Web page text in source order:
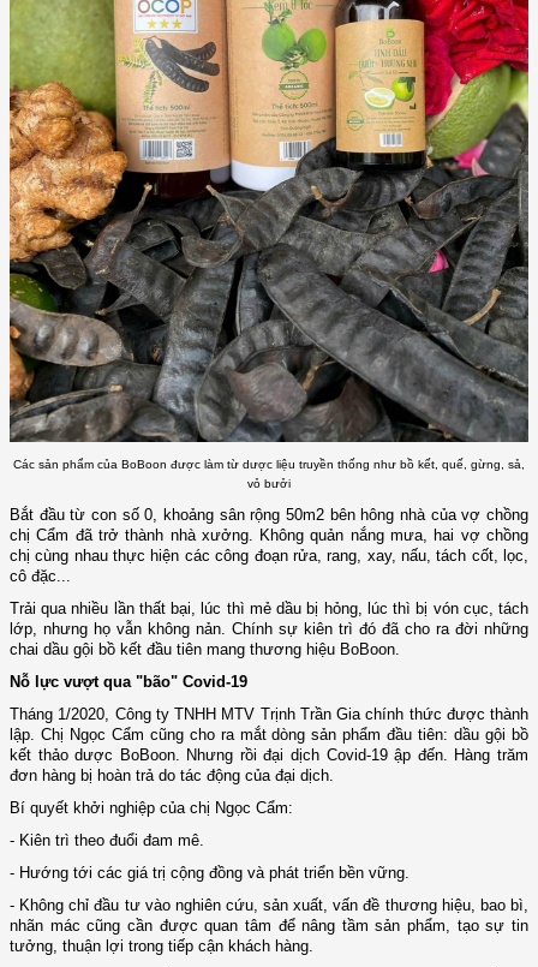
Các sản phẩm của BoBoon được làm từ dược liệu truyền thống như bồ kết, quế, gừng, sả,
vỏ bưởi
Bắt đầu từ con số 0, khoảng sân rộng 50m2 bên hông nhà của vợ chồng
chị Cẩm đã trở thành nhà xưởng. Không quản nắng mưa, hai vợ chồng
chị cùng nhau thực hiện các công đoạn rửa, rang, xay, nấu, tách cốt, lọc,
cô đặc...
Trải qua nhiều lần thất bại, lúc thì mẻ dầu bị hỏng, lúc thì bị vón cục, tách
lớp, nhưng họ vẫn không nản. Chính sự kiên trì đó đã cho ra đời những
chai dầu gội bồ kết đầu tiên mang thương hiệu BoBoon.
Nỗ lực vượt qua "bão" Covid-19
Tháng 1/2020, Công ty TNHH MTV Trịnh Trần Gia chính thức được thành
lập. Chị Ngọc Cẩm cũng cho ra mắt dòng sản phẩm đầu tiên: dầu gội bồ
kết thảo dược BoBoon. Nhưng rồi đại dịch Covid-19 ập đến. Hàng trăm
đơn hàng bị hoàn trả do tác động của đại dịch.
Bí quyết khởi nghiệp của chị Ngọc Cẩm:
- Kiên trì theo đuổi đam mê.
- Hướng tới các giá trị cộng đồng và phát triển bền vững.
- Không chỉ đầu tư vào nghiên cứu, sản xuất, vấn đề thương hiệu, bao bì,
nhãn mác cũng cần được quan tâm để nâng tầm sản phẩm, tạo sự tin
tưởng, thuận lợi trong tiếp cận khách hàng.